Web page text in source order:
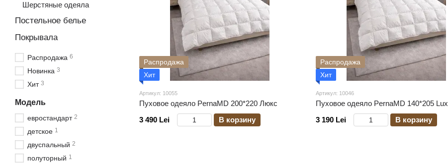
Распродажа
Хит
Артикул: 10055
Пуховое одеяло PernaMD 200*220 Люкс
3 490 Lei
В корзину
Распродажа
Хит
Артикул: 10046
Пуховое одеяло PernaMD 140*205 Lux
3 190 Lei
В корзину
Шерстяные одеяла
Постельное белье
Покрывала
Распродажа 6
Новинка 3
Хит 3
Модель
евростандарт 2
детское 1
двуспальный 2
полуторный 1